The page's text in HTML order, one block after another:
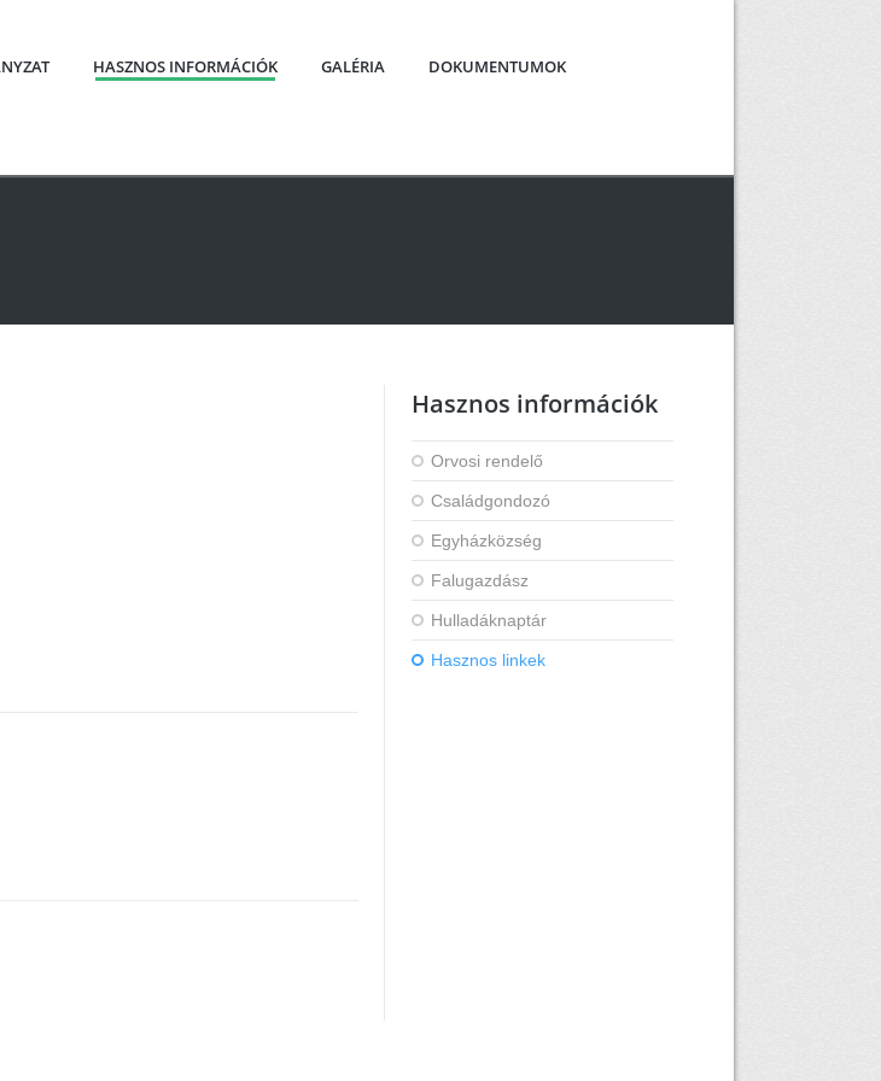
HASZNOS INFORMÁCIÓK GALÉRIA DOKUMENTUMOK
Hasznos információk
Orvosi rendelő
Családgondozó
Egyházközség
Falugazdász
Hulladáknaptár
Hasznos linkek